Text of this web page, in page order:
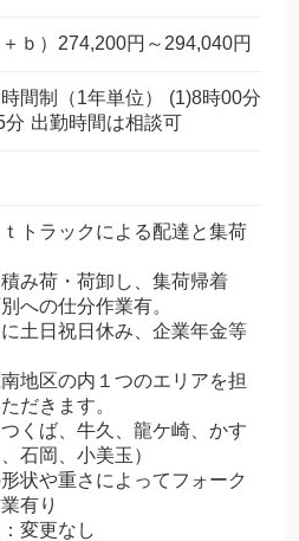
ｂ）274,200円～294,040円
間制（1年単位） (1)8時00分
分 出勤時間は相談可
ｔトラックによる配達と集荷
み荷・荷卸し、集荷帰着
への仕分作業有。
に土日祝日休み、企業年金等
南地区の内１つのエリアを担
だきます。
つくば、牛久、龍ケ崎、かす
石岡、小美玉）
形状や重さによってフォーク
有り
変更なし